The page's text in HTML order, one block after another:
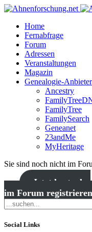
Home
Fernabfrage
Forum
Adressen
Veranstaltungen
Magazin
Genealogie-Anbieter
Ancestry
FamilyTree
FamilySearch
Geneanet
23andMe
MyHeritage
Sie sind noch nicht im
Jetzt kostenlos
im Forum registrieren
Social Links